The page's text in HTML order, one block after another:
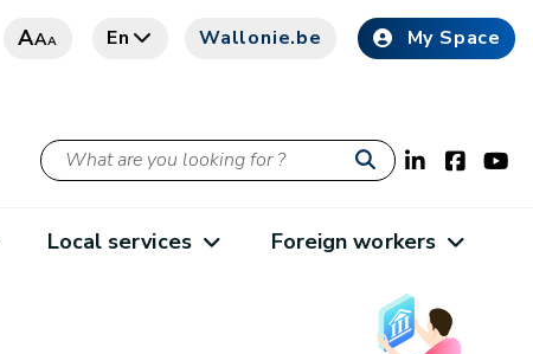
AAA En Wallonie.be My Space
Local services Foreign workers